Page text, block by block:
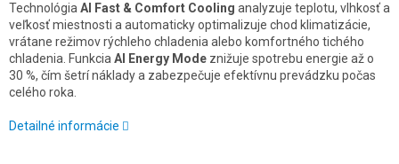
TechnológiaAI Fast & Comfort Cooling analyzuje teplotu, vlhkosť a
veľkosť miestnosti a automaticky optimalizuje chod klimatizácie,
vrátane režimov rýchleho chladenia alebo komfortného tichého
chladenia. FunkciaAI Energy Mode znižuje spotrebu energie až o
30 %, čím šetrí náklady a zabezpečuje efektívnu prevádzku počas
celého roka.
Detailné informácie